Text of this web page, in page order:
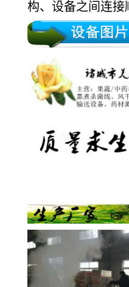
构、设备之间连接